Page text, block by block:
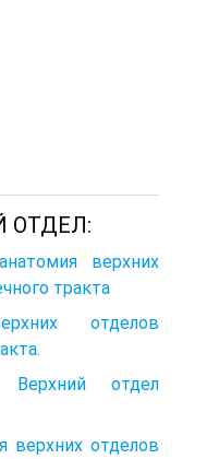
ОТДЕЛ:
верхних
тракта
отделов
отдел
верхних отделов